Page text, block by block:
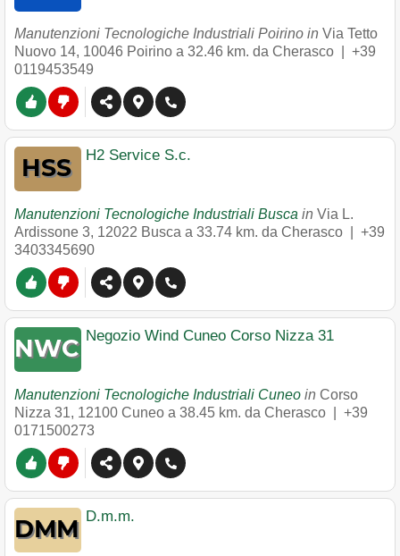
Manutenzioni Tecnologiche Industriali Poirino in Via Tetto
Nuovo 14, 10046 Poirino a 32.46 km. da Cherasco | +39
0119453549
H2 Service S.c.
Manutenzioni Tecnologiche Industriali Busca in Via L.
Ardissone 3, 12022 Busca a 33.74 km. da Cherasco | +39
3403345690
Negozio Wind Cuneo Corso Nizza 31
Manutenzioni Tecnologiche Industriali Cuneo in Corso
Nizza 31, 12100 Cuneo a 38.45 km. da Cherasco | +39
0171500273
D.m.m.